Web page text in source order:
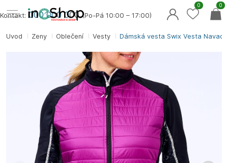
Úvod Ženy Oblečení Vesty Dámská vesta Swix Vesta Navado
Kontakt: 000 000 000(Po-Pá 10:00 – 17:00)
0
0